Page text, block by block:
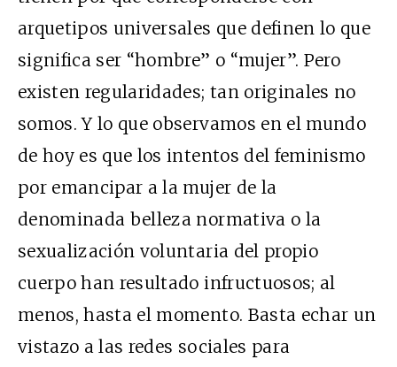
arquetipos universales que definen lo que
significa ser “hombre” o “mujer”. Pero
existen regularidades; tan originales no
somos. Y lo que observamos en el mundo
de hoy es que los intentos del feminismo
por emancipar a la mujer de la
denominada belleza normativa o la
sexualización voluntaria del propio
cuerpo han resultado infructuosos; al
menos, hasta el momento. Basta echar un
vistazo a las redes sociales para